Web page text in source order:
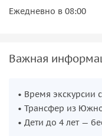
национальные
алкоголя, где вам
станет настоящим
объединившим
Ежедневно в 08:00
Важная
• Время экскурсии
• Трансфер из
• Дети до 4 лет —